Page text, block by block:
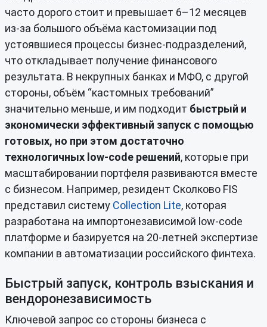
часто дорого стоит и превышает 6–12 месяцев
из-за большого объёма кастомизации под
устоявшиеся процессы бизнес-подразделений,
что откладывает получение финансового
результата. В некрупных банках и МФО, с другой
стороны, объём “кастомных требований”
значительно меньше, и им подходит быстрый и
экономически эффективный запуск с помощью
готовых, но при этом достаточно
технологичных low-code решений, которые при
масштабировании портфеля развиваются вместе
с бизнесом. Например, резидент Сколково FIS
представил систему Collection Lite, которая
разработана на импортонезависимой low‑code
платформе и базируется на 20‑летней экспертизе
компании в автоматизации российского финтеха.
Быстрый запуск, контроль взыскания и
вендоронезависимость
Ключевой запрос со стороны бизнеса с